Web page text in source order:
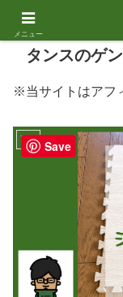
タンスのゲ
※当サイトはアフ
育児
メニュー
Save